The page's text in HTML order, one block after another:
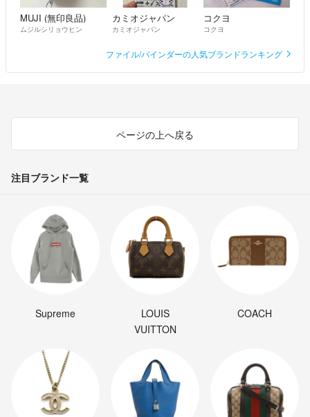
MUJI (無印良品)
ムジルシリョウヒン
カミオジャパン
カミオジャパン
コクヨ
コクヨ
ファイル/バインダーの人気ブランドランキング
ページの上へ戻る
注目ブランド一覧
Supreme
LOUIS
VUITTON
COACH